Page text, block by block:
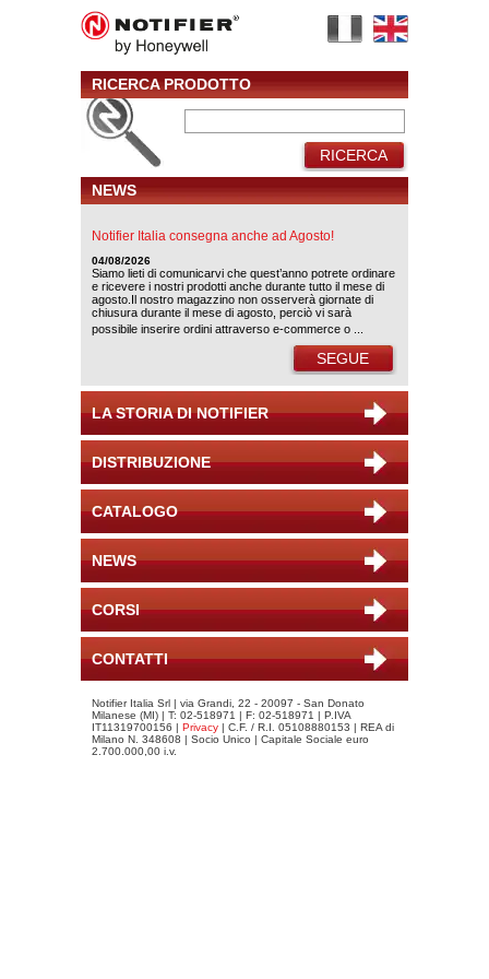
RICERCA PRODOTTO
RICERCA
NEWS
Notifier Italia consegna anche ad Agosto!
04/08/2026
Siamo lieti di comunicarvi che quest’anno potrete ordinare
e ricevere i nostri prodotti anche durante tutto il mese di
agosto.Il nostro magazzino non osserverà giornate di
chiusura durante il mese di agosto, perciò vi sarà
possibile inserire ordini attraverso e-commerce o ...
SEGUE
LA STORIA DI NOTIFIER
DISTRIBUZIONE
CATALOGO
NEWS
CORSI
CONTATTI
Notifier Italia Srl | via Grandi, 22 - 20097 - San Donato
Milanese (MI) | T: 02-518971 | F: 02-518971 | P.IVA
IT11319700156 | Privacy | C.F. / R.I. 05108880153 | REA di
Milano N. 348608 | Socio Unico | Capitale Sociale euro
2.700.000,00 i.v.